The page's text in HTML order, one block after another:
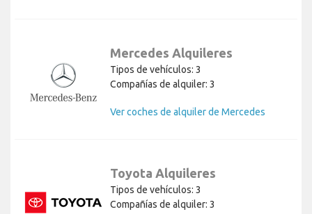
Mercedes Alquileres
Tipos de vehículos: 3
Compañías de alquiler: 3
Ver coches de alquiler de Mercedes
Toyota Alquileres
Tipos de vehículos: 3
Compañías de alquiler: 3